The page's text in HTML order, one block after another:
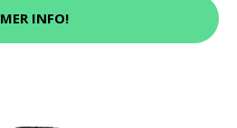
MER INFO!